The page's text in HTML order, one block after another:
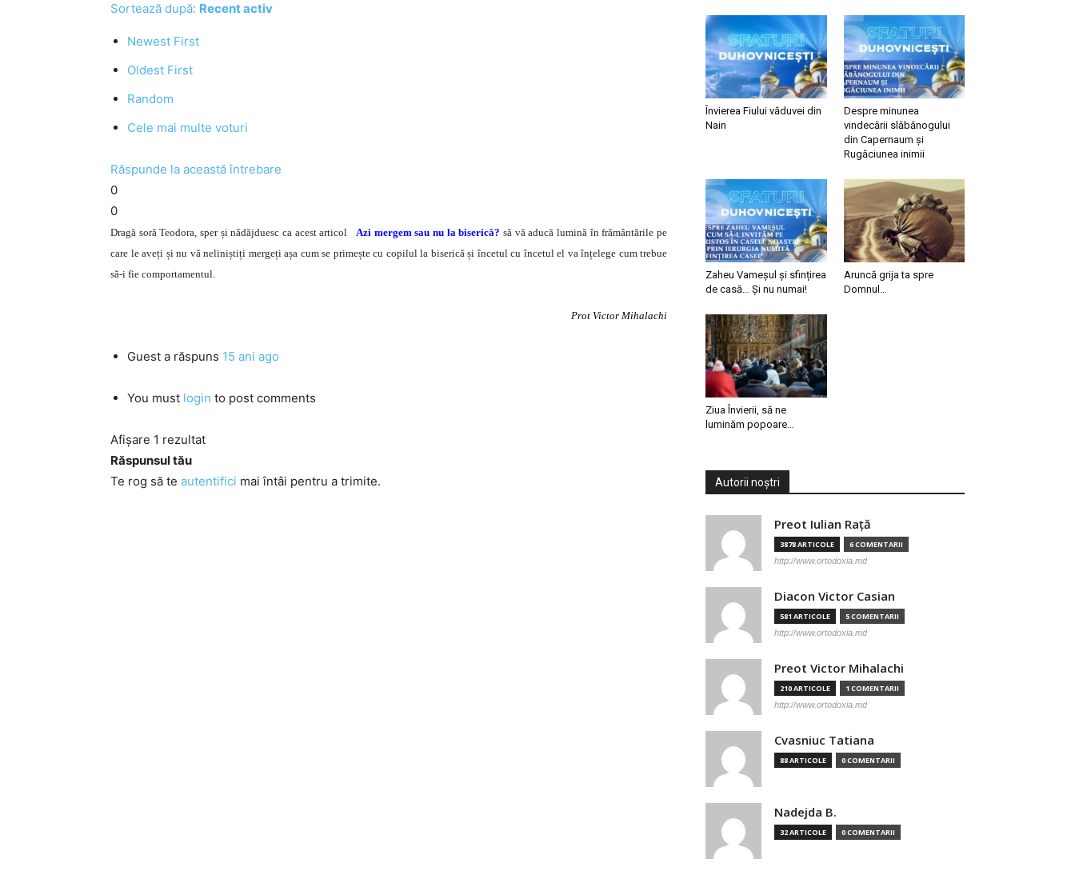
Sortează după: Recent activ
Newest First
Oldest First
Random
Cele mai multe voturi
Răspunde la această întrebare
0
0
Dragă soră Teodora, sper și nădăjduesc ca acest articolAzi mergem sau nu la biserică? să vă aducă lumină în frământările pe
care le aveți și nu vă neliniștiți mergeți așa cum se primește cu copilul la biserică și încetul cu încetul el va înțelege cum trebue
să-i fie comportamentul.
Prot Victor Mihalachi
Guest a răspuns 15 ani ago
You must login to post comments
Afișare 1 rezultat
Răspunsul tău
Te rog să te autentifici mai întâi pentru a trimite.
Învierea Fiului văduvei din
Nain
Despre minunea
vindecării slăbănogului
din Capernaum și
Rugăciunea inimii
Zaheu Vameșul și sfințirea
de casă… Și nu numai!
Aruncă grija ta spre
Domnul…
Ziua Învierii, să ne
luminăm popoare…
Autorii noștri
Preot Iulian Raţă
3878 ARTICOLE 6 COMENTARII
http://www.ortodoxia.md
Diacon Victor Casian
581 ARTICOLE 5 COMENTARII
http://www.ortodoxia.md
Preot Victor Mihalachi
210 ARTICOLE 1 COMENTARII
http://www.ortodoxia.md
Cvasniuc Tatiana
88 ARTICOLE 0 COMENTARII
Nadejda B.
32 ARTICOLE 0 COMENTARII